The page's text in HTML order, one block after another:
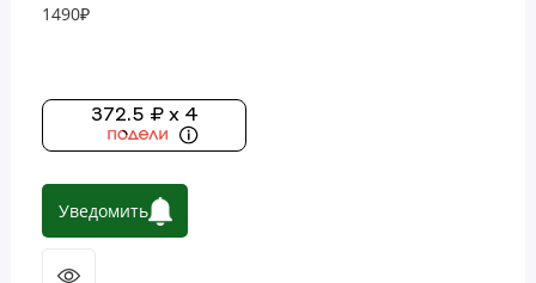
1490₽
372.5 ₽ x 4
Уведомить